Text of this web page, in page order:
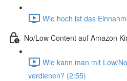
Wie hoch ist das
No/Low Content auf Amazon
Wie kann man mit Low/
verdienen? (2:55)